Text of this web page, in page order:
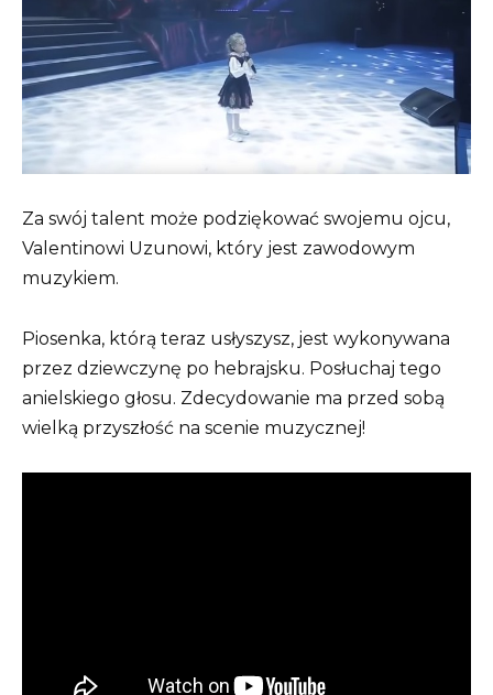
Za swój talent może podziękować swojemu ojcu,
Valentinowi Uzunowi, który jest zawodowym
muzykiem.
Piosenka, którą teraz usłyszysz, jest wykonywana
przez dziewczynę po hebrajsku. Posłuchaj tego
anielskiego głosu. Zdecydowanie ma przed sobą
wielką przyszłość na scenie muzycznej!